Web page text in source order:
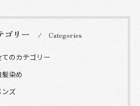
ゴリー Categories
てのカテゴリー
髪染め
ンズ